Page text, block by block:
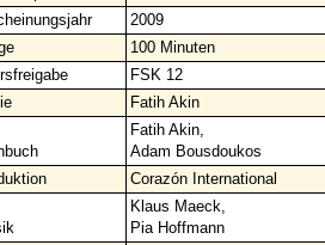
2009
100 Minuten
FSK 12
Fatih Akin
Fatih Akin,
Adam Bousdoukos
Corazón International
Klaus Maeck,
Pia Hoffmann